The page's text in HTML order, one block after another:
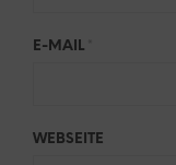
E-MAIL
WEBSEITE